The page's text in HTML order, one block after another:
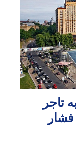
تاجر